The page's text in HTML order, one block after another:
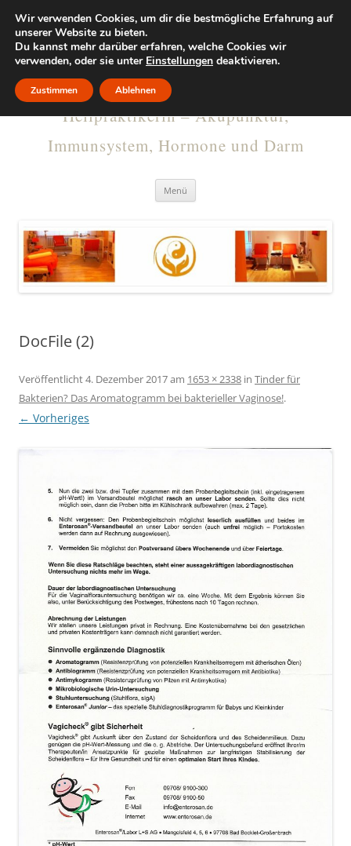
KRISTINA
RUMMELSBURG
Heilpraktikerin – Akupunktur,
Immunsystem, Hormone und Darm
Menü
DocFile (2)
Veröffentlicht4. Dezember 2017am 1653 × 2338 in Tinder für
Bakterien? Das Aromatogramm bei bakterieller Vaginose!.
← Vorheriges
Wir verwenden Cookies, um dir die bestmögliche Erfahrung auf
unserer Website zu bieten.
Du kannst mehr darüber erfahren, welche Cookies wir
verwenden, oder sie unter Einstellungen deaktivieren.
Zustimmen Ablehnen